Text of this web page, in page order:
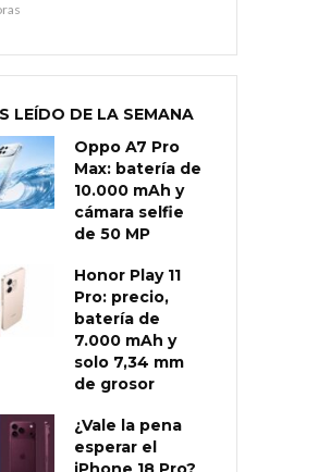
LEÍDO DE LA SEMANA
Oppo A7 Pro
Max: batería de
10.000 mAh y
cámara selfie
de 50 MP
Honor Play 11
Pro: precio,
batería de
7.000 mAh y
solo 7,34 mm
de grosor
¿Vale la pena
esperar el